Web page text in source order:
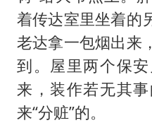
着传达室里坐着的
老达拿一包烟出来
到。屋里两个保
来，装作若无其
来“分赃”的。